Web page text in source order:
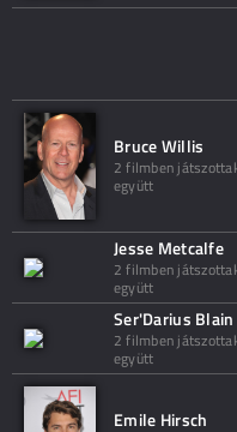
Bruce Willis
2 filmben
együtt
Jesse Metcalfe
2 filmben
együtt
Ser'Darius Blain
2 filmben
együtt
Emile Hirsch